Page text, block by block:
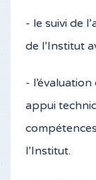
- le suivi de
de l’Institut
-
appui
l’Institut.